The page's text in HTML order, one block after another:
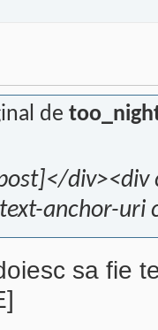
de
div><div
anchor-uri
sa fie